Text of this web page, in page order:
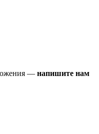
— напишите нам